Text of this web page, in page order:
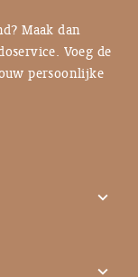
Maak dan
Voeg de
persoonlijke
expand_more
expand_more